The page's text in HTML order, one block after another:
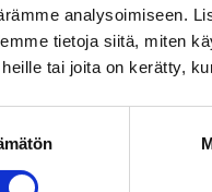
analysoimiseen.
tietoja siitä, miten
tai joita on kerätty,